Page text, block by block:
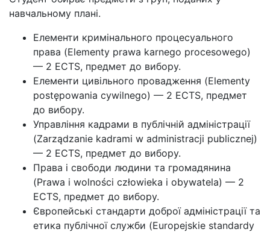
навчальному плані.
Елементи кримінального процесуального
права (Elementy prawa karnego procesowego)
— 2 ECTS, предмет до вибору.
Елементи цивільного провадження (Elementy
postępowania cywilnego) — 2 ECTS, предмет
до вибору.
Управління кадрами в публічній адміністрації
(Zarządzanie kadrami w administracji publicznej)
— 2 ECTS, предмет до вибору.
Права і свободи людини та громадянина
(Prawa i wolności człowieka i obywatela) — 2
ECTS, предмет до вибору.
Європейські стандарти доброї адміністрації та
етика публічної служби (Europejskie standardy